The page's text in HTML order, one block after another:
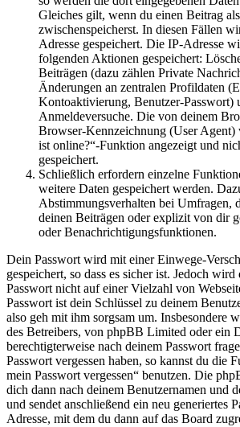
Gleiches gilt, wenn du einen Beitrag
zwischenspeicherst. In diesen Fällen
Adresse gespeichert. Die IP-Adresse
folgenden Aktionen gespeichert:
Beiträgen (dazu zählen Private
Änderungen an zentralen Profildaten
Kontoaktivierung, Benutzer-Passwort)
Anmeldeversuche. Die von deinem
Browser-Kennzeichnung (User Agent)
ist online?“-Funktion angezeigt und
gespeichert.
Schließlich erfordern einzelne
weitere Daten gespeichert werden.
Abstimmungsverhalten bei Umfragen,
deinen Beiträgen oder explizit von dir
oder Benachrichtigungsfunktionen.
Dein Passwort wird mit einer Einwege-
gespeichert, so dass es sicher ist. Jedoch
Passwort nicht auf einer Vielzahl von
Passwort ist dein Schlüssel zu deinem
also geh mit ihm sorgsam um. Insbesondere
des Betreibers, von phpBB Limited oder ein
berechtigterweise nach deinem Passwort
Passwort vergessen haben, so kannst du die
mein Passwort vergessen“ benutzen. Die
dich dann nach deinem Benutzernamen und
und sendet anschließend ein neu generiertes
Adresse, mit dem du dann auf das Board